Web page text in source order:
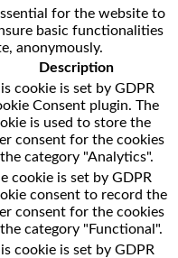
for the website to
basic functionalities
anonymously.
Description
cookie is set by GDPR
Consent plugin. The
is used to store the
consent for the cookies
category "Analytics".
cookie is set by GDPR
consent to record the
consent for the cookies
category "Functional".
cookie is set by GDPR